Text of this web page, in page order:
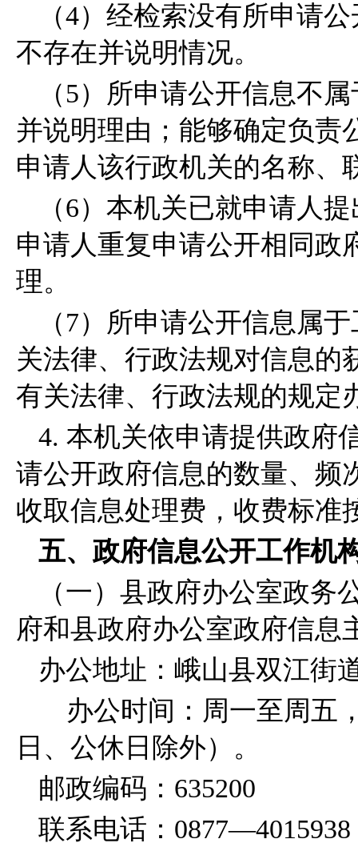
（4）经检索没有所申请
不存在并说明情况。
（5）所申请公开信息不
并说明理由；能够确定负责
申请人该行政机关的名称、
（6）本机关已就申请人
申请人重复申请公开相同政
理。
（7）所申请公开信息属
关法律、行政法规对信息的
有关法律、行政法规的规定
4. 本机关依申请提供政府
请公开政府信息的数量、频
收取信息处理费，收费标准
五、政府信息公开工作机
（一）县政府办公室政
府和县政府办公室政府信息
办公地址：峨山县双江街
办公时间：周一至周五，
日、公休日除外）。
邮政编码：635200
联系电话：0877—4015938